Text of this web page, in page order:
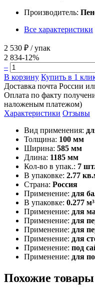
Производитель:
Все характеристики
2 530 ₽ / упак
2 834-12%
–
В корзину Купить в 1
Доставка почта России
Оплата по факту
наложеным платежом)
Характеристики Отзывы
Вид применения:
Толщина: 100 мм
Ширина: 585 мм
Длина: 1185 мм
Кол-во в упак.: 7
В упаковке: 2.77
Страна: Россия
Применение: для
В упаковке: 0.277 м³
Применение: для
Применение: для
Применение: для
Применение: для
Применение: под
Применение: для
Похожие товары